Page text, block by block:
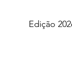
Edição